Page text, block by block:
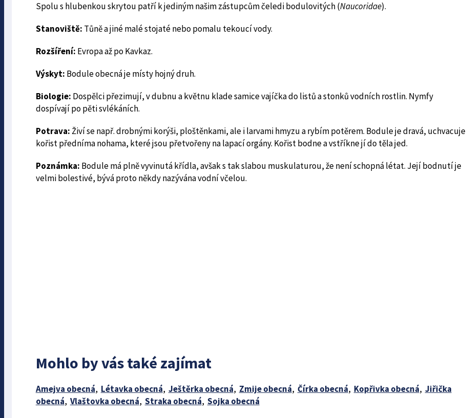
Spolu s hlubenkou skrytou patří k jediným našim zástupcům čeledi bodulovitých (Naucoridae).
Stanoviště: Tůně a jiné malé stojaté nebo pomalu tekoucí vody.
Rozšíření: Evropa až po Kavkaz.
Výskyt: Bodule obecná je místy hojný druh.
Biologie: Dospělci přezimují, v dubnu a květnu klade samice vajíčka do listů a stonků vodních rostlin. Nymfy
dospívají po pěti svlékáních.
Potrava:Živí se např. drobnýmikorýši, ploštěnkami, ale i larvami hmyzu a rybím potěrem. Bodule je dravá, uchvacuje
kořist předníma nohama, které jsou přetvořeny na lapací orgány. Kořist bodne a vstříkne jí do těla jed.
Poznámka: Bodule má plně vyvinutá křídla, avšak s tak slabou muskulaturou, že není schopná létat. Její bodnutí je
velmi bolestivé, bývá proto někdy nazývána vodní včelou.
Mohlo by vás také zajímat
Amejva obecná, Létavka obecná, Ještěrka obecná, Zmije obecná, Čírka obecná, Kopřivka obecná, Jiřička
obecná, Vlaštovka obecná, Straka obecná, Sojka obecná